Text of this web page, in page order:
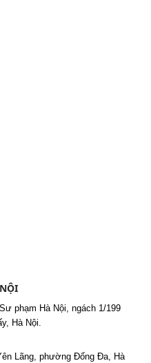
phạm Hà Nội, ngách 1/199
Hà Nội.
Lãng, phường Đống Đa, Hà